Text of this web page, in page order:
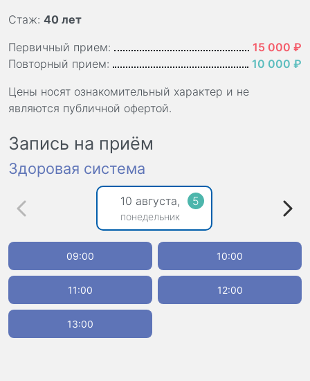
Стаж: 40 лет
Первичный прием:
15 000 ₽
Повторный прием:
10 000 ₽
Цены носят ознакомительный характер и не
являются публичной офертой.
Запись на приём
Здоровая система
5
10 августа,
понедельник
09:00 10:00
11:00 12:00
13:00